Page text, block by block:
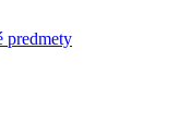
predmety